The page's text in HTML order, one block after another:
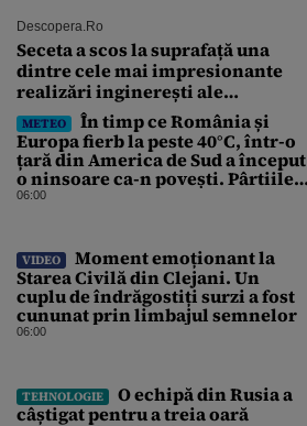
Descopera.ro
Seceta a scos la suprafață una
dintre cele mai impresionante
realizări inginerești ale
Imperiului Roman
METEO
În timp ce România și
Europa fierb la peste 40°C, într-o
țară din America de Sud a început
o ninsoare ca-n povești. Pârtiile
s-au umplut de schiori
06:00
VIDEO
Moment emoționant la
Starea Civilă din Clejani. Un
cuplu de îndrăgostiți surzi a fost
cununat prin limbajul semnelor
06:00
TEHNOLOGIE
O echipă din Rusia a
câștigat pentru a treia oară